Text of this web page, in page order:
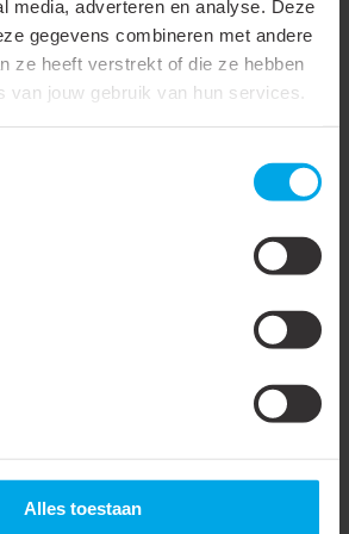
media, adverteren en analyse. Deze
gegevens combineren met andere
ze heeft verstrekt of die ze hebben
van jouw gebruik van hun services.
Alles toestaan
Polypropyleen (PP)
4